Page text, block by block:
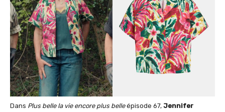
Dans Plus belle la vie encore plus belleépisode 67, Jennifer